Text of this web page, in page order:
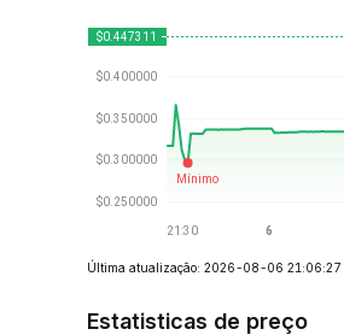
Última atualização: 2026-08-06 21:06:27
Estatisticas de preço